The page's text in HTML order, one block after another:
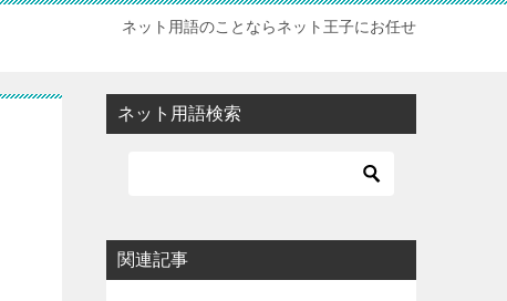
ネット用語のことならネット王子にお任せ
ネット用語検索
関連記事